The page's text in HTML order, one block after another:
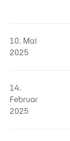
10. Mai
2025
14.
Februar
2025